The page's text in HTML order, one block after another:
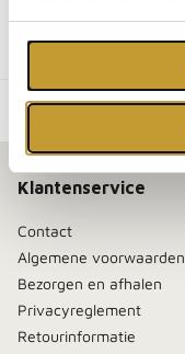
You may also like
Klantenservice
Contact
Algemene voorwaarden
Bezorgen en afhalen
Privacyreglement
Retourinformatie